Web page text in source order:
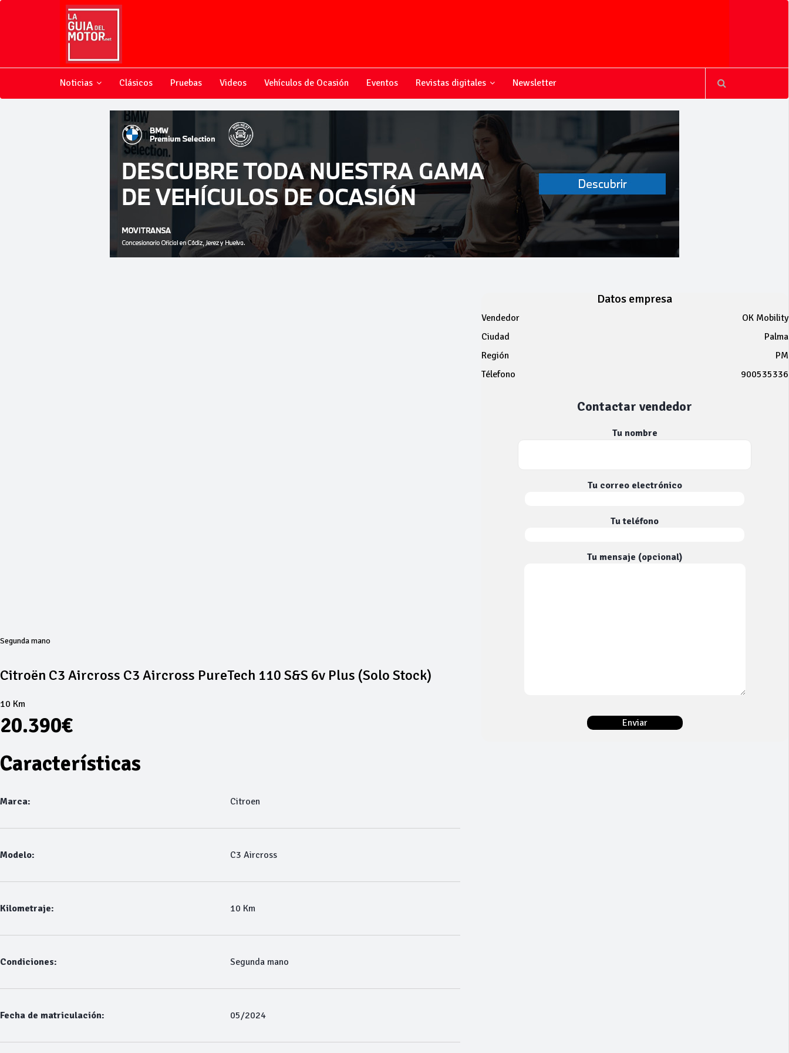
Noticias Clásicos Pruebas Videos Vehículos de Ocasión Eventos Revistas digitales Newsletter
Segunda mano
Citroën C3 Aircross C3 Aircross PureTech 110 S&S 6v Plus (solo Stock)
10 Km
20.390€
Características
Marca: Citroen
Modelo: C3 Aircross
Kilometraje: 10 Km
Condiciones: Segunda mano
Fecha de matriculación: 05/2024
Datos empresa
Vendedor
OK Mobility
Ciudad
Palma
Región
PM
Télefono
900535336
Contactar vendedor
Tu nombre
Tu correo electrónico
Tu teléfono
Tu mensaje (opcional)